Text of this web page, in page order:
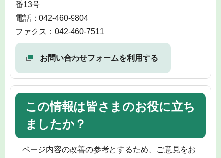
番13号
電話：042-460-9804
ファクス：042-460-7511
お問い合わせフォームを利用する
この情報は皆さまのお役に立ち
ましたか？
ページ内容の改善の参考とするため、ご意見をお